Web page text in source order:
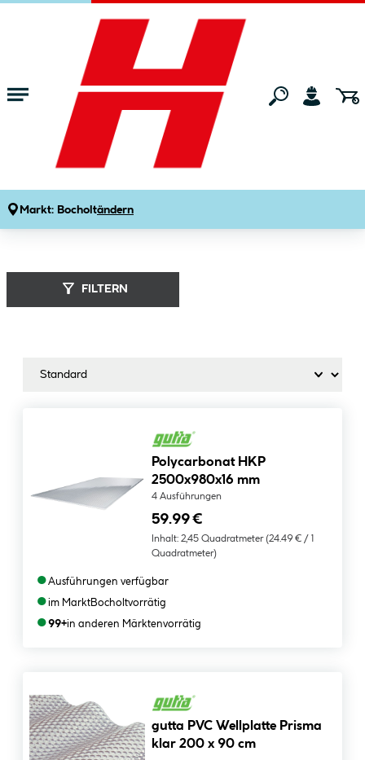
Zum Hauptinhalt springen
Markt: Bocholtändern
Marken gutta
gutta ( Produkte
FILTERN
Polycarbonat HKP
2500x980x16 mm
4 Ausführungen
59.99 €
Inhalt: 2,45 Quadratmeter (24.49 € / 1
Quadratmeter)
●Ausführungen verfügbar
●im MarktBocholtvorrätig
●99+in anderen Märktenvorrätig
gutta PVC Wellplatte Prisma
klar 200 x 90 cm